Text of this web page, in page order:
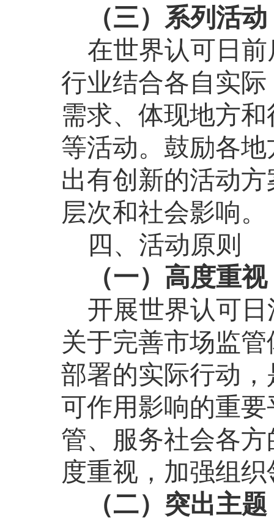
（三）系列活动
在世界认可日
行业结合各自实
需求、体现地方
等活动。鼓励各
出有创新的活动
层次和社会影响。
四、活动原则
（一）高度重
开展世界认可
关于完善市场监
部署的实际行动
可作用影响的重
管、服务社会各
度重视，加强组
（二）突出主